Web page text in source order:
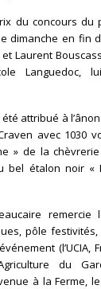
du concours du
dimanche en fin
Laurent
Languedoc,
attribué à
avec 1030
» de la
bel étalon noir «
pôle
(l’UCIA,
du
à la Ferme,